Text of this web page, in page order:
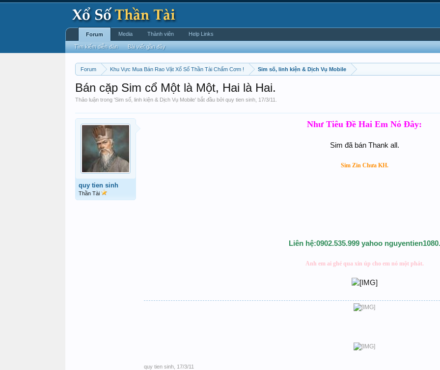
Forum Khu Vực Mua Bán Rao Vặt Xổ Số Thần Tài Chấm Cơm ! Sim số, linh kiện & Dịch Vụ Mobile
Bán cặp Sim cổ Một là Một, Hai là Hai.
Thảo luận trong 'Sim số, linh kiện & Dịch Vụ Mobile' bắt đầu bởi quy tien sinh 17/3/11
quy tien sinh
Thần Tài
Như Tiêu Đề Hai Em Nó Đây:
Sim đã bán Thank all.
Sim Zin Chưa KH.
Liên hệ:0902.535.999 yahoo nguyentien1080.
Anh em ai ghé qua xin úp cho em nó một phát.
quy tien sinh 17/3/11
Forum
Tìm kiếm diễn đàn Bài viết gần đây
Media Thành viên Help Links